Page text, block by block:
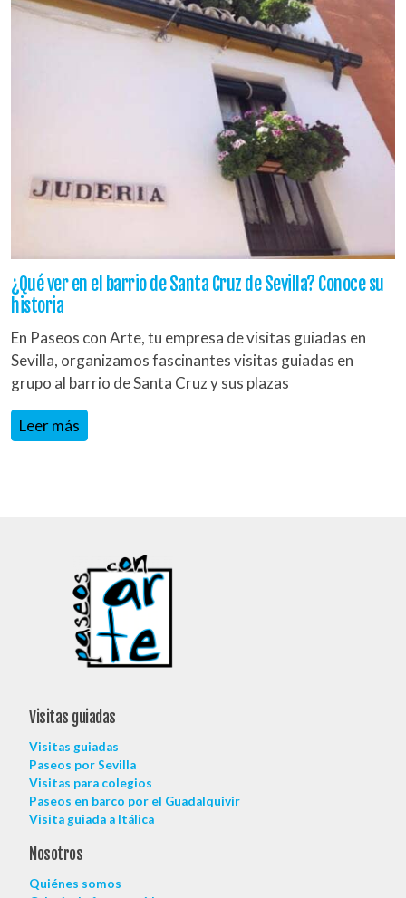
¿Qué ver en el barrio de Santa Cruz de Sevilla? Conoce su
historia
En Paseos con Arte, tu empresa de visitas guiadas en
Sevilla, organizamos fascinantes visitas guiadas en
grupo al barrio de Santa Cruz y sus plazas
Leer más
Visitas guiadas
Visitas guiadas
Paseos por Sevilla
Visitas para colegios
Paseos en barco por el Guadalquivir
Visita guiada a Itálica
Nosotros
Quiénes somos